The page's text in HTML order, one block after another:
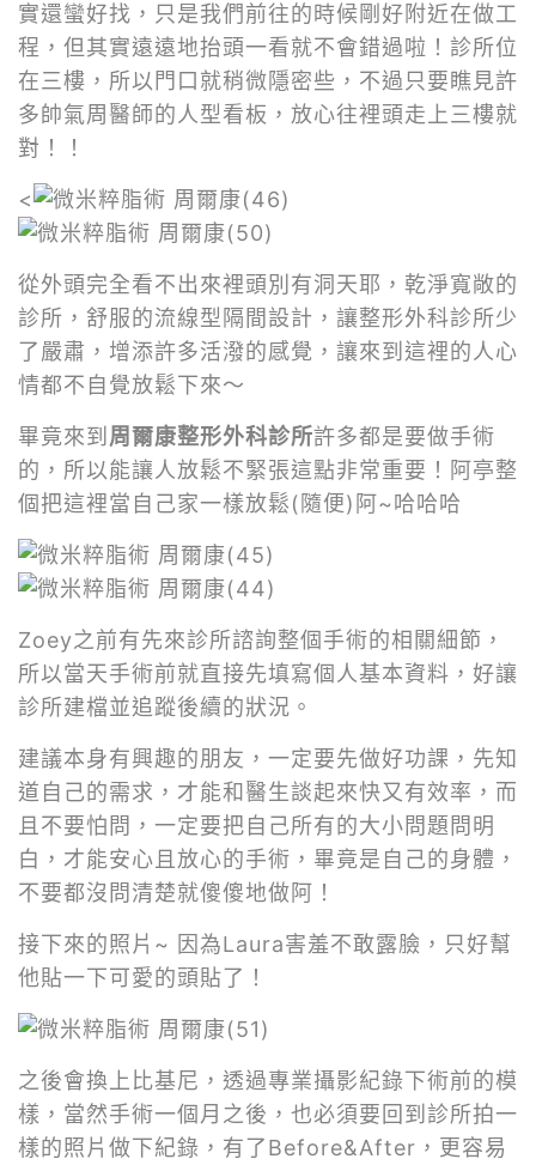
實還蠻好找，只是我們前往的時候剛好附近在做工
程，但其實遠遠地抬頭一看就不會錯過啦！診所位
在三樓，所以門口就稍微隱密些，不過只要瞧見許
多帥氣周醫師的人型看板，放心往裡頭走上三樓就
對！！
<
從外頭完全看不出來裡頭別有洞天耶，乾淨寬敞的
診所，舒服的流線型隔間設計，讓整形外科診所少
了嚴肅，增添許多活潑的感覺，讓來到這裡的人心
情都不自覺放鬆下來～
畢竟來到 周爾康整形外科診所許多都是要做手術
的，所以能讓人放鬆不緊張這點非常重要！阿亭整
個把這裡當自己家一樣放鬆(隨便)阿~哈哈哈
Zoey之前有先來診所諮詢整個手術的相關細節，
所以當天手術前就直接先填寫個人基本資料，好讓
診所建檔並追蹤後續的狀況。
建議本身有興趣的朋友，一定要先做好功課，先知
道自己的需求，才能和醫生談起來快又有效率，而
且不要怕問，一定要把自己所有的大小問題問明
白，才能安心且放心的手術，畢竟是自己的身體，
不要都沒問清楚就傻傻地做阿！
接下來的照片~ 因為Laura害羞不敢露臉，只好幫
他貼一下可愛的頭貼了！
之後會換上比基尼，透過專業攝影紀錄下術前的模
樣，當然手術一個月之後，也必須要回到診所拍一
樣的照片做下紀錄，有了Before&After，更容易